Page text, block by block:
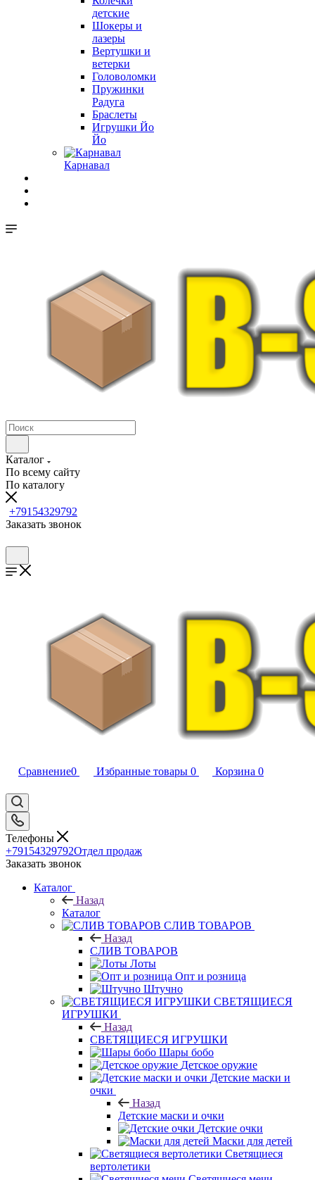
детские
Шокеры и
лазеры
Вертушки и
ветерки
Головоломки
Пружинки
Радуга
Браслеты
Игрушки Йо
Йо
Карнавал
Каталог
По всему сайту
По каталогу
+79154329792
Заказать звонок
Сравнение0 Избранные товары 0 Корзина 0
Телефоны
+79154329792Отдел продаж
Заказать звонок
Каталог
Назад
Каталог
CЛИВ ТОВАРОВ
Назад
CЛИВ ТОВАРОВ
Лоты
Опт и розница
Штучно
СВЕТЯЩИЕСЯ
ИГРУШКИ
Назад
СВЕТЯЩИЕСЯ ИГРУШКИ
Шары бобо
Детское оружие
Детские маски и
очки
Назад
Детские маски и очки
Детские очки
Маски для детей
Светящиеся
вертолетики